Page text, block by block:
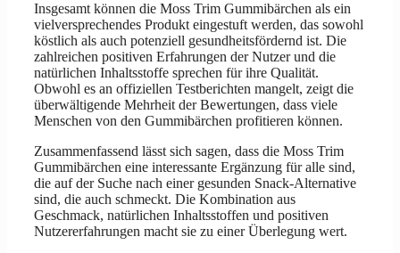
Insgesamt können die Moss Trim Gummibärchen als ein
vielversprechendes Produkt eingestuft werden, das sowohl
köstlich als auch potenziell gesundheitsfördernd ist. Die
zahlreichen positiven Erfahrungen der Nutzer und die
natürlichen Inhaltsstoffe sprechen für ihre Qualität.
Obwohl es an offiziellen Testberichten mangelt, zeigt die
überwältigende Mehrheit der Bewertungen, dass viele
Menschen von den Gummibärchen profitieren können.
Zusammenfassend lässt sich sagen, dass die Moss Trim
Gummibärchen eine interessante Ergänzung für alle sind,
die auf der Suche nach einer gesunden Snack-Alternative
sind, die auch schmeckt. Die Kombination aus
Geschmack, natürlichen Inhaltsstoffen und positiven
Nutzererfahrungen macht sie zu einer Überlegung wert.